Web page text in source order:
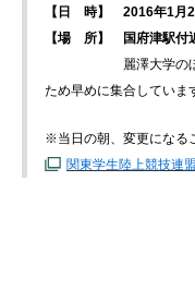
【日 時】 2016年1月
【場 所】 国府津駅付
麗澤大学のぼり旗
ため早めに集合していま
※当日の朝、変更になる
関東学生陸上競技連